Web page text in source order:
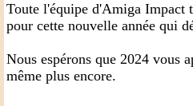
Toute l'équipe d'Amiga Impact
pour cette nouvelle année qui
Nous espérons que 2024 vous
même plus encore.